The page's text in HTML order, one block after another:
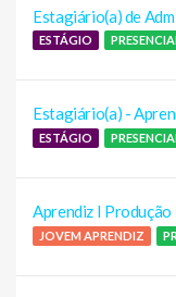
Estagiário(a) de
ESTÁGIO
Estagiário(a) -
ESTÁGIO
Aprendiz I Produção
JOVEM APRENDIZ